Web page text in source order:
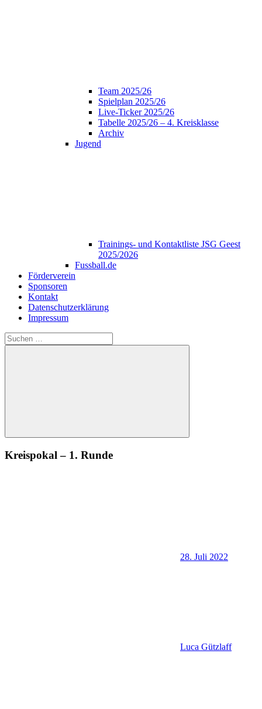
Team 2025/26
Spielplan 2025/26
Live-Ticker 2025/26
Tabelle 2025/26 – 4. Kreisklasse
Archiv
Jugend
Trainings- und Kontaktliste JSG Geest
2025/2026
Fussball.de
Förderverein
Sponsoren
Kontakt
Datenschutzerklärung
Impressum
Suchen
nach:
Suchen
Kreispokal – 1. Runde
28. Juli 2022
Luca Gützlaff